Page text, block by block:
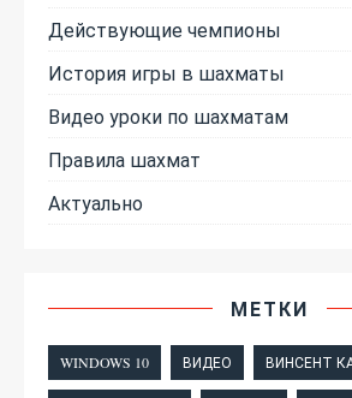
Действующие чемпионы
История игры в шахматы
Видео уроки по шахматам
Правила шахмат
Актуально
МЕТКИ
WINDOWS 10 ВИДЕО ВИНСЕНТ